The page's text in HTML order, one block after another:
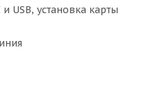
USB, установка карты